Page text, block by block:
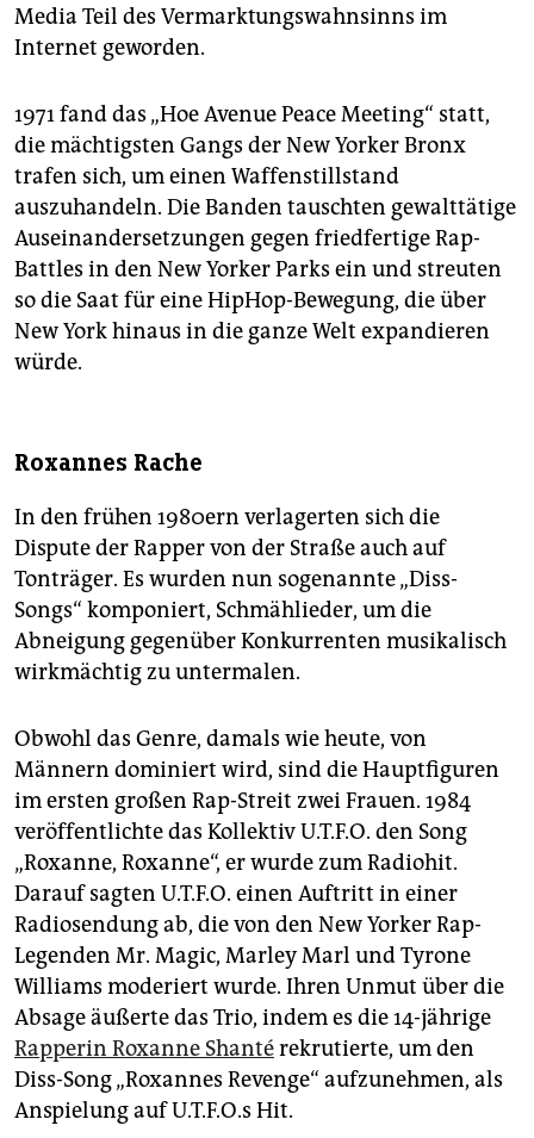
Media Teil des Vermarktungswahnsinns im
Internet geworden.
1971 fand das „Hoe Avenue Peace Meeting“ statt,
die mächtigsten Gangs der New Yorker Bronx
trafen sich, um einen Waffenstillstand
auszuhandeln. Die Banden tauschten gewalttätige
Auseinandersetzungen gegen friedfertige Rap-
Battles in den New Yorker Parks ein und streuten
so die Saat für eine HipHop-Bewegung, die über
New York hinaus in die ganze Welt expandieren
würde.
Roxannes Rache
In den frühen 1980ern verlagerten sich die
Dispute der Rapper von der Straße auch auf
Tonträger. Es wurden nun sogenannte „Diss-
Songs“ komponiert, Schmählieder, um die
Abneigung gegenüber Konkurrenten musikalisch
wirkmächtig zu untermalen.
Obwohl das Genre, damals wie heute, von
Männern dominiert wird, sind die Hauptfiguren
im ersten großen Rap-Streit zwei Frauen. 1984
veröffentlichte das Kollektiv U.T.F.O. den Song
„Roxanne, Roxanne“, er wurde zum Radiohit.
Darauf sagten U.T.F.O. einen Auftritt in einer
Radiosendung ab, die von den New Yorker Rap-
Legenden Mr. Magic, Marley Marl und Tyrone
Williams moderiert wurde. Ihren Unmut über die
Absage äußerte das Trio, indem es die 14-jährige
Rapperin Roxanne Shantérekrutierte, um den
Diss-Song „Roxannes Revenge“ aufzunehmen, als
Anspielung auf U.T.F.O.s Hit.